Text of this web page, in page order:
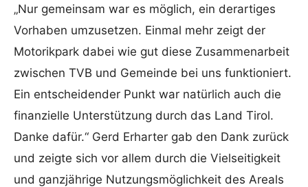
„Nur gemeinsam war es möglich, ein derartiges
Vorhaben umzusetzen. Einmal mehr zeigt der
Motorikpark dabei wie gut diese Zusammenarbeit
zwischen TVB und Gemeinde bei uns funktioniert.
Ein entscheidender Punkt war natürlich auch die
finanzielle Unterstützung durch das Land Tirol.
Danke dafür.“ Gerd Erharter gab den Dank zurück
und zeigte sich vor allem durch die Vielseitigkeit
und ganzjährige Nutzungsmöglichkeit des Areals